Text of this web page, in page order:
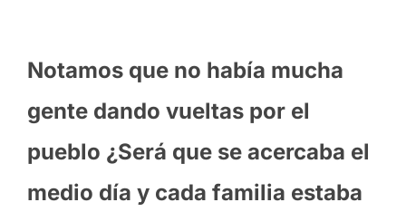
Notamos que no había mucha
gente dando vueltas por el
pueblo ¿Será que se acercaba el
medio día y cada familia estaba